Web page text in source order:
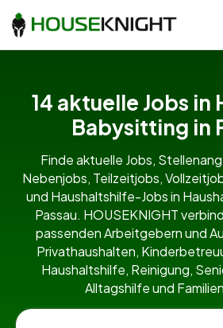
14 aktuelle Jobs in
Babysitting in
Finde aktuelle Jobs,
Nebenjobs, Teilzeitjobs,
und Haushaltshilfe-Jobs in
Passau. HOUSEKNIGHT
passenden Arbeitgebern und
Privathaushalten,
Haushaltshilfe, Reinigung,
Alltagshilfe und